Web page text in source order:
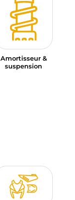
Amortisseur &
suspension